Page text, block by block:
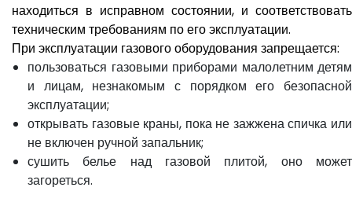
находиться в исправном состоянии, и соответствовать
техническим требованиям по его эксплуатации.
При эксплуатации газового оборудования запрещается:
пользоваться газовыми приборами малолетним детям
и лицам, незнакомым с порядком его безопасной
эксплуатации;
открывать газовые краны, пока не зажжена спичка или
не включен ручной запальник;
сушить белье над газовой плитой, оно может
загореться.